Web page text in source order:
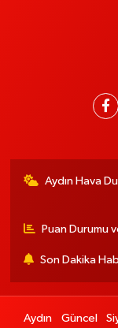
Aydın Hava
Puan Durumu
Son Dakika
Aydın Güncel